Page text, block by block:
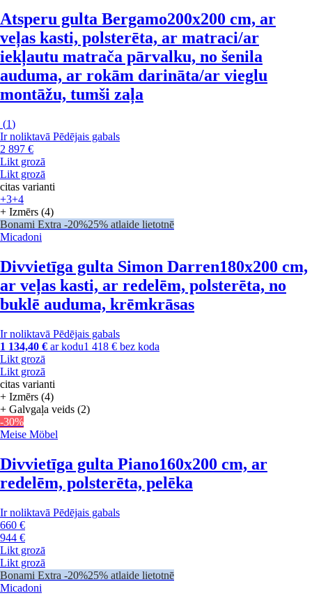
Atsperu gulta Bergamo200x200 cm, ar
veļas kasti, polsterēta, ar matraci/ar
iekļautu matrača pārvalku, no šenila
auduma, ar rokām darināta/ar vieglu
montāžu, tumši zaļa
(1)
Ir noliktavā Pēdējais gabals
2 897 €
Likt grozā
Likt grozā
citas varianti
+3+4
+ Izmērs (4)
Bonami Extra -20%25% atlaide lietotnē
Micadoni
Divvietīga gulta Simon Darren180x200 cm,
ar veļas kasti, ar redelēm, polsterēta, no
buklē auduma, krēmkrāsas
Ir noliktavā Pēdējais gabals
1 134,40 € ar kodu1 418 € bez koda
Likt grozā
Likt grozā
citas varianti
+ Izmērs (4)
+ Galvgaļa veids (2)
-30%
Meise Möbel
Divvietīga gulta Piano160x200 cm, ar
redelēm, polsterēta, pelēka
Ir noliktavā Pēdējais gabals
660 €
944 €
Likt grozā
Likt grozā
Bonami Extra -20%25% atlaide lietotnē
Micadoni